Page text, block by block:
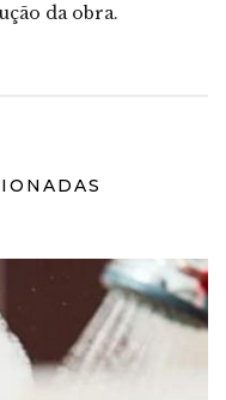
da obra.